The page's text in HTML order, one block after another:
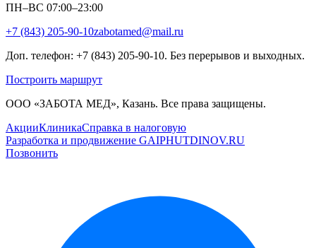
ПН–ВС 07:00–23:00
+7 (843) 205-90-10zabotamed@mail.ru
Доп. телефон: +7 (843) 205-90-10. Без перерывов и выходных.
Построить маршрут
ООО «ЗАБОТА МЕД», Казань. Все права защищены.
АкцииКлиникаСправка в налоговую
Разработка и продвижение GAIPHUTDINOV.RU
Позвонить